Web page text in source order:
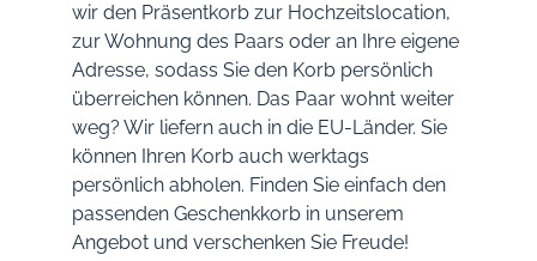
wir den Präsentkorb zur Hochzeitslocation,
zur Wohnung des Paars oder an Ihre eigene
Adresse, sodass Sie den Korb persönlich
überreichen können. Das Paar wohnt weiter
weg? Wir liefern auch in die EU-Länder. Sie
können Ihren Korb auch werktags
persönlich abholen. Finden Sie einfach den
passenden Geschenkkorb in unserem
Angebot und verschenken Sie Freude!